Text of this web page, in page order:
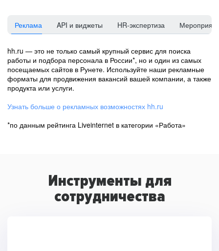
Реклама API и виджеты HR-экспертиза
hh.ru — это не только самый крупный сервис для поиска
работы и подбора персонала в России*, но и один из самых
посещаемых сайтов в Рунете. Используйте наши рекламные
форматы для продвижения вакансий вашей компании, а также
продукта или услуги.
Узнать больше о рекламных возможностях hh.ru
*по данным рейтинга Liveinternet в категории «Работа»
Инструменты для
сотрудничества